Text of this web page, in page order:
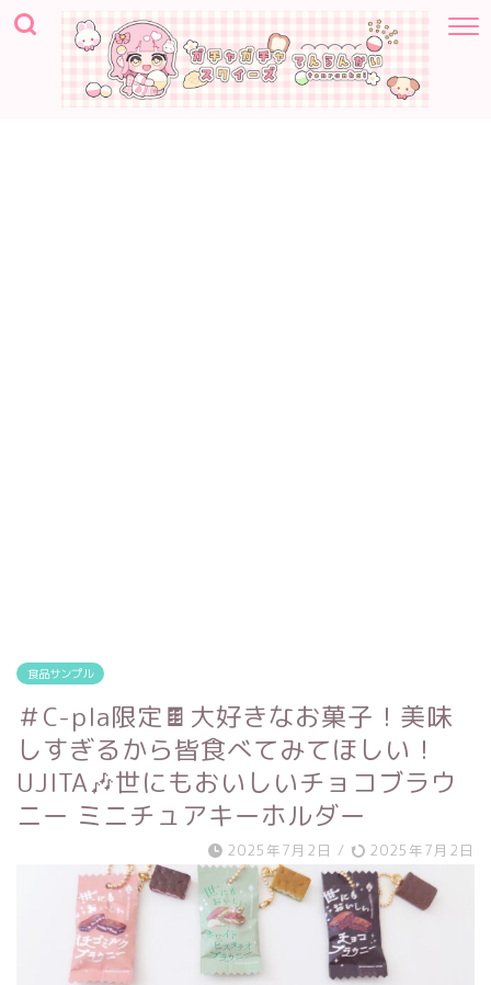
食品サンプル
＃C-pla限定🍫大好きなお菓子！美味
しすぎるから皆食べてみてほしい！
UJITA🎶世にもおいしいチョコブラウ
ニー ミニチュアキーホルダー
2025年7月2日 / 2025年7月2日